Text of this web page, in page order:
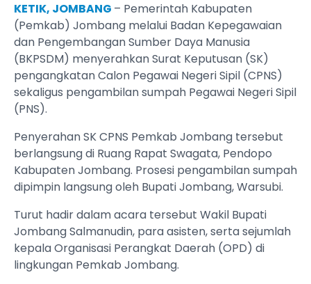
KETIK, JOMBANG – Pemerintah Kabupaten
(Pemkab) Jombang melalui Badan Kepegawaian
dan Pengembangan Sumber Daya Manusia
(BKPSDM) menyerahkan Surat Keputusan (SK)
pengangkatan Calon Pegawai Negeri Sipil (CPNS)
sekaligus pengambilan sumpah Pegawai Negeri Sipil
(PNS).
Penyerahan SK CPNS Pemkab Jombang tersebut
berlangsung di Ruang Rapat Swagata, Pendopo
Kabupaten Jombang. Prosesi pengambilan sumpah
dipimpin langsung oleh Bupati Jombang, Warsubi.
Turut hadir dalam acara tersebut Wakil Bupati
Jombang Salmanudin, para asisten, serta sejumlah
kepala Organisasi Perangkat Daerah (OPD) di
lingkungan Pemkab Jombang.